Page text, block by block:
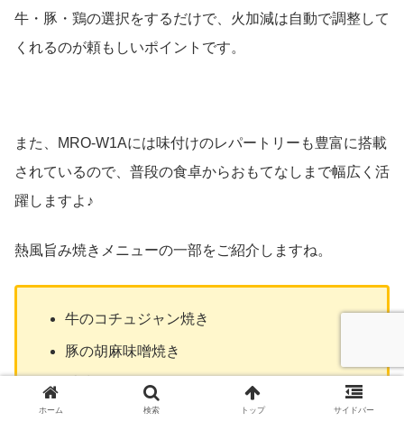
牛・豚・鶏の選択をするだけで、火加減は自動で調整して
くれるのが頼もしいポイントです。
また、MRO-W1Aには味付けのレパートリーも豊富に搭載
されているので、普段の食卓からおもてなしまで幅広く活
躍しますよ♪
熱風旨み焼きメニューの一部をご紹介しますね。
牛のコチュジャン焼き
豚の胡麻味噌焼き
香味ダレチキンステーキ
牛かたまり肉BBQソース
ホーム 検索 トップ サイドバー